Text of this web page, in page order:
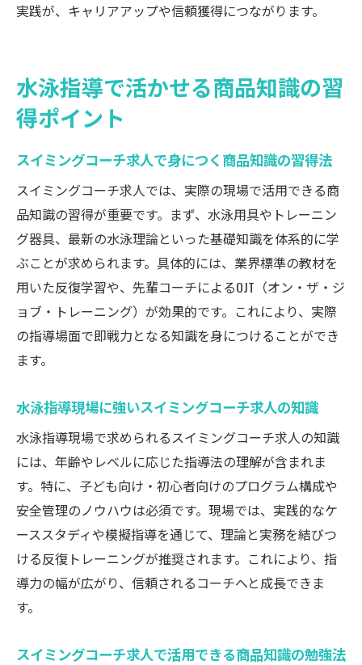
実践が、キャリアアップや信頼獲得につながります。
水泳指導で活かせる商品知識の習
得ポイント
スイミングコーチ求人で身につく商品知識の習得法
スイミングコーチ求人では、実際の現場で活用できる商
品知識の習得が重要です。まず、水泳用具やトレーニン
グ器具、最新の水泳理論といった基礎知識を体系的に学
ぶことが求められます。具体的には、業界標準の教材を
用いた反復学習や、先輩コーチによるOJT（オン・ザ・ジ
ョブ・トレーニング）が効果的です。これにより、実際
の指導場面で即戦力となる知識を身につけることができ
ます。
水泳指導現場に強いスイミングコーチ求人の知識
水泳指導現場で求められるスイミングコーチ求人の知識
には、年齢やレベルに応じた指導法の理解が含まれま
す。特に、子ども向け・初心者向けのプログラム構成や
安全管理のノウハウは必須です。現場では、実践的なケ
ーススタディや模擬指導を通じて、理論と実務を結びつ
ける反復トレーニングが推奨されます。これにより、指
導力の幅が広がり、信頼されるコーチへと成長できま
す。
スイミングコーチ求人で活用できる商品知識の勉強法